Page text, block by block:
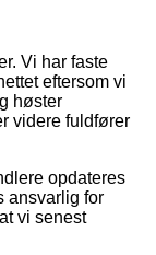
Vi har faste
eftersom vi
høster
videre fuldfører
opdateres
ansvarlig for
vi senest